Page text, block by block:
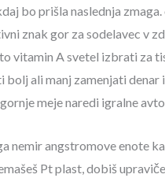
bo prišla naslednja
znak gor za sodelavec v
vitamin A svetel izbrati za
ali manj zamenjati
meje naredi igralne
nemir angstromove enote
Pt plast, dobiš